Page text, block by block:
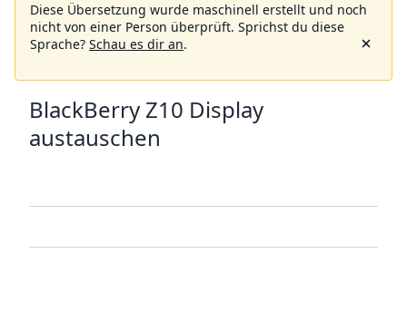
Diese Übersetzung wurde maschinell erstellt und noch
nicht von einer Person überprüft. Sprichst du diese
Sprache? Schau es dir an.
BlackBerry Z10 Display
austauschen